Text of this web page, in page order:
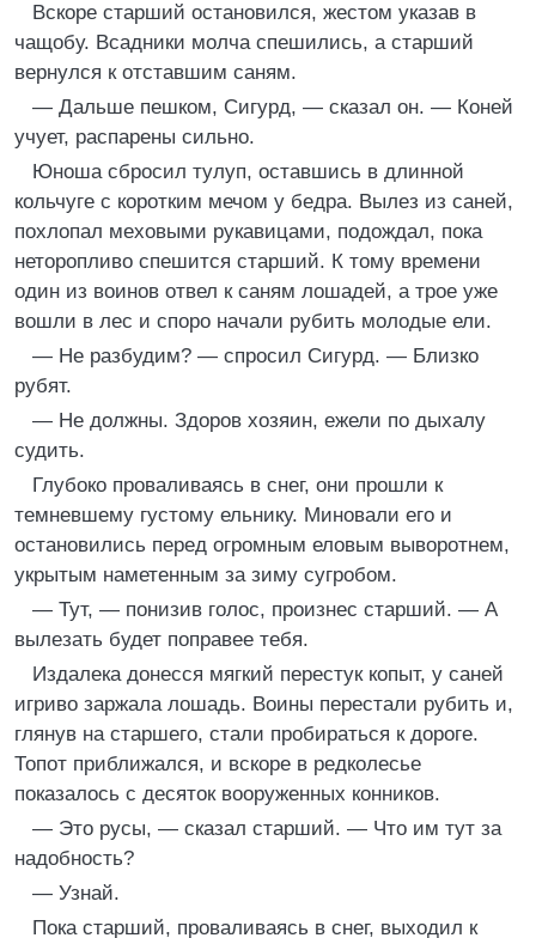
Вскоре старший остановился, жестом указав в
чащобу. Всадники молча спешились, а старший
вернулся к отставшим саням.
— Дальше пешком, Сигурд, — сказал он. — Коней
учует, распарены сильно.
Юноша сбросил тулуп, оставшись в длинной
кольчуге с коротким мечом у бедра. Вылез из саней,
похлопал меховыми рукавицами, подождал, пока
неторопливо спешится старший. К тому времени
один из воинов отвел к саням лошадей, а трое уже
вошли в лес и споро начали рубить молодые ели.
— Не разбудим? — спросил Сигурд. — Близко
рубят.
— Не должны. Здоров хозяин, ежели по дыхалу
судить.
Глубоко проваливаясь в снег, они прошли к
темневшему густому ельнику. Миновали его и
остановились перед огромным еловым выворотнем,
укрытым наметенным за зиму сугробом.
— Тут, — понизив голос, произнес старший. — А
вылезать будет поправее тебя.
Издалека донесся мягкий перестук копыт, у саней
игриво заржала лошадь. Воины перестали рубить и,
глянув на старшего, стали пробираться к дороге.
Топот приближался, и вскоре в редколесье
показалось с десяток вооруженных конников.
— Это русы, — сказал старший. — Что им тут за
надобность?
— Узнай.
Пока старший, проваливаясь в снег, выходил к